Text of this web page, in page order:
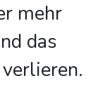
mehr
das